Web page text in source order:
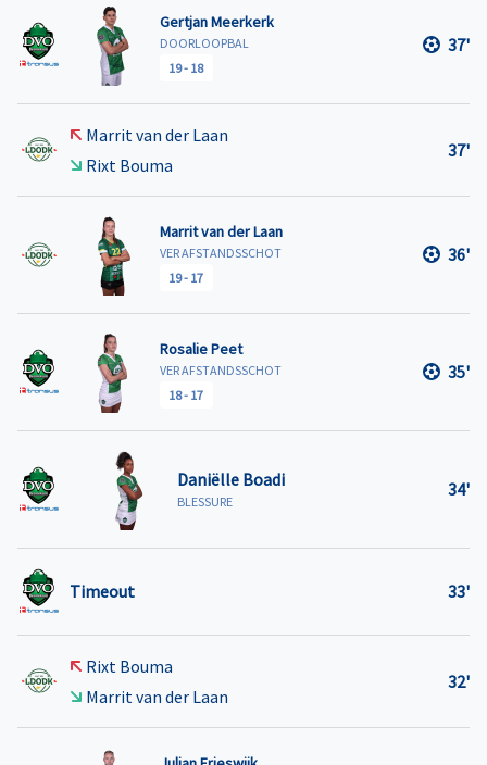
Gertjan Meerkerk
DOORLOOPBAL
19- 18
37'
Marrit van der Laan
Rixt Bouma
37'
Marrit van der Laan
VER AFSTANDSSCHOT
19- 17
36'
Rosalie Peet
VER AFSTANDSSCHOT
18- 17
35'
Daniëlle Boadi
BLESSURE
34'
Timeout 33'
Rixt Bouma
Marrit van der Laan
32'